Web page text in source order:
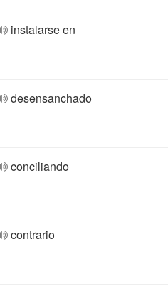
instalarse en
desensanchado
conciliando
contrario